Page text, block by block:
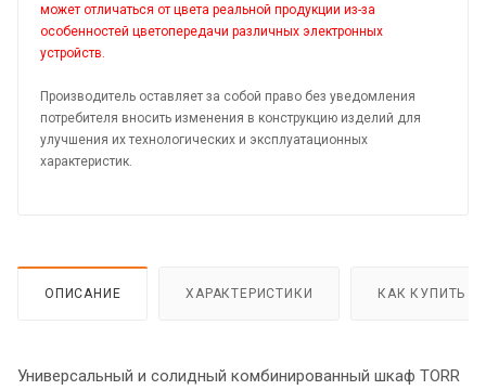
может отличаться от цвета реальной продукции из-за
особенностей цветопередачи различных электронных
устройств.
Производитель оставляет за собой право без уведомления
потребителя вносить изменения в конструкцию изделий для
улучшения их технологических и эксплуатационных
характеристик.
ОПИСАНИЕ ХАРАКТЕРИСТИКИ КАК КУПИТЬ
Универсальный и солидный комбинированный шкаф TORR